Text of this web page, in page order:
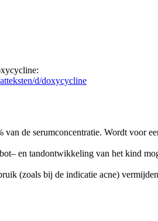
d/doxycycline
de serumconcentratie. Wordt voor
en tandontwikkeling van het kind
(zoals bij de indicatie acne)